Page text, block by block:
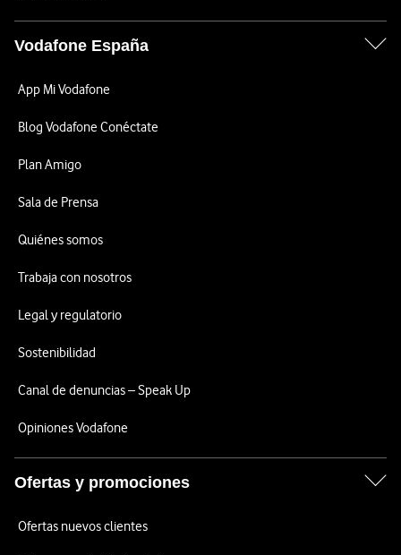
Vodafone España
App Mi Vodafone
Blog Vodafone Conéctate
Plan Amigo
Sala de Prensa
Quiénes somos
Trabaja con nosotros
Legal y regulatorio
Sostenibilidad
Canal de denuncias – Speak Up
Opiniones Vodafone
Ofertas y promociones
Ofertas nuevos clientes